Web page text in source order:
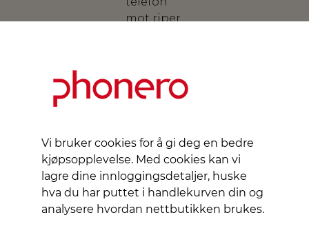
Vi bruker cookies for å gi deg en bedre
kjøpsopplevelse. Med cookies kan vi
lagre dine innloggingsdetaljer, huske
hva du har puttet i handlekurven din og
analysere hvordan nettbutikken brukes.
mot riper
gir et
godt
Produsert
av KEY, er
dette
dekselet
designet
for å